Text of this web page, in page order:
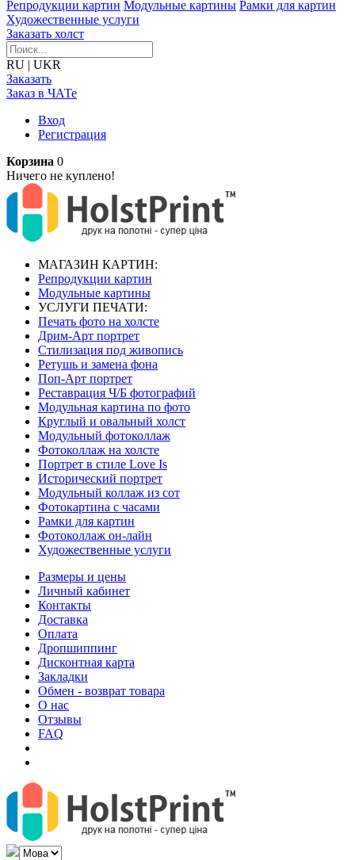
Репродукции картин Модульные картины Рамки для картин
Художественные услуги
Заказать холст
RU | UKR
Заказать
Заказ в ЧАТе
Вход
Регистрация
Корзина 0
Ничего не куплено!
МАГАЗИН КАРТИН:
Репродукции картин
Модульные картины
УСЛУГИ ПЕЧАТИ:
Печать фото на холсте
Дрим-Арт портрет
Стилизация под живопись
Ретушь и замена фона
Поп-Арт портрет
Реставрация Ч/Б фотографий
Модульная картина по фото
Круглый и овальный холст
Модульный фотоколлаж
Фотоколлаж на холсте
Портрет в стиле Love Is
Исторический портрет
Модульный коллаж из сот
Фотокартина с часами
Рамки для картин
Фотоколлаж он-лайн
Художественные услуги
Размеры и цены
Личный кабинет
Контакты
Доставка
Оплата
Дропшиппинг
Дисконтная карта
Закладки
Обмен - возврат товара
О нас
Отзывы
FAQ